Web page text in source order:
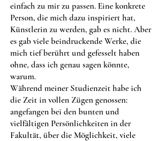
einfach zu mir zu passen. Eine konkrete
Person, die mich dazu inspiriert hat,
Künstlerin zu werden, gab es nicht. Aber
es gab viele beindruckende Werke, die
mich tief berührt und gefesselt haben
ohne, dass ich genau sagen könnte,
warum.
Während meiner Studienzeit habe ich
die Zeit in vollen Zügen genossen:
angefangen bei den bunten und
vielfältigen Persönlichkeiten in der
Fakultät, über die Möglichkeit, viele